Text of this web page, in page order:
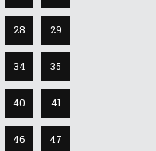
28 29
34 35
40 41
46 47